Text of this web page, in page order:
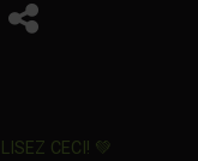
dans
s'ouvrira
LinkedIn
Ce lien
Partager
CECI! 💚